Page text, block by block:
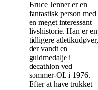
Bruce Jenner er en
fantastisk person med
en meget interessant
livshistorie. Han er en
tidligere atletikudøver,
der vandt en
guldmedalje i
decathlon ved
sommer-OL i 1976.
Efter at have trukket